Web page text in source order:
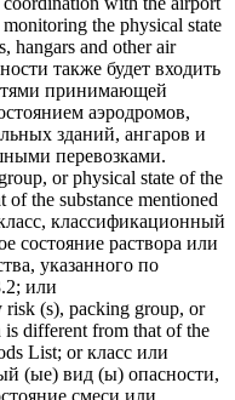
the physical state
hangars and other air
также будет входить
принимающей
аэродромов,
зданий, ангаров и
перевозками.
orphysical state of the
the substance mentioned
классификационный
состояние раствора или
указанного по
или
risk (s), packing group, or
different from that of the
List; or класс или
(ые) вид (ы) опасности,